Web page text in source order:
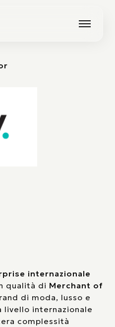
internazionale
qualità di Merchant of
di moda, lusso e
livello internazionale
complessità